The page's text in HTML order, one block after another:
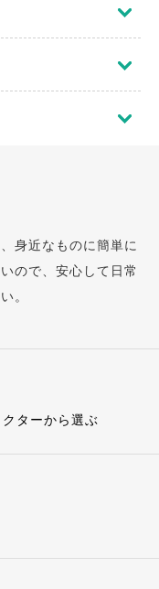
身近なものに簡単に
ので、安心して日常
。
ターから選ぶ